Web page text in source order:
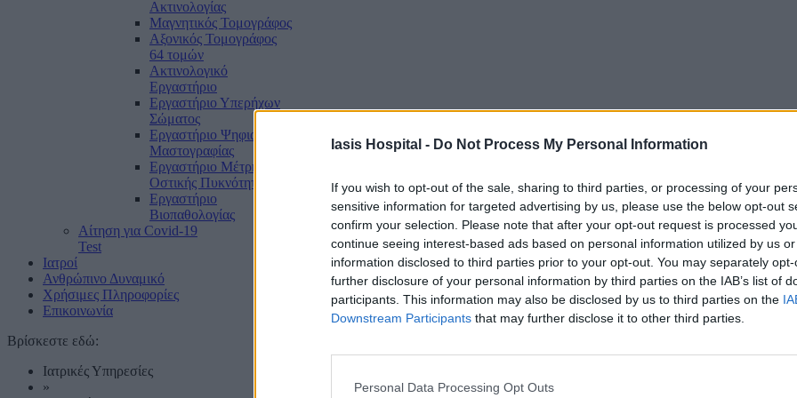
Iasis Hospital - Do Not Process My Personal Information
If you wish to opt-out of the sale, sharing to third parties, or processing of your
sensitive information for targeted advertising by us, please use the below opt-out
confirm your selection. Please note that after your opt-out request is processed
continue seeing interest-based ads based on personal information utilized by us
information disclosed to third parties prior to your opt-out. You may separately
further disclosure of your personal information by third parties on the IAB’s list of
participants. This information may also be disclosed by us to third parties on the
Downstream Participants that may further disclose it to other third parties.
Personal Data Processing Opt Outs
Ακτινολογίας
Μαγνητικός Τομογράφος
Αξονικός Τομογράφος
64 τομών
Ακτινολογικό
Εργαστήριο
Εργαστήριο Υπερήχων
Σώματος
Εργαστήριο Ψηφιακής
Μαστογραφίας
Εργαστήριο Μέτρησης
Οστικής Πυκνότητας
Εργαστήριο
Βιοπαθολογίας
Αίτηση για Covid-19
Test
Ιατροί
Ανθρώπινο Δυναμικό
Χρήσιμες Πληροφορίες
Επικοινωνία
Βρίσκεστε εδώ:
Ιατρικές Υπηρεσίες
»